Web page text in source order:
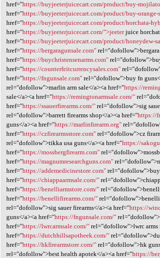
href="https://buyjeeterjuicecart.com/product/buy-
href="https://buyjeeterjuicecart.com/product/buy-
href="https://buyjeeterjuicecart.com/product/horchata-
href="https://buyjeeterjuicecart.com/">jeeterjuice
href="https://buyjeeterjuicecart.com/product/honeydew-
href="https://bergaragunsale.com" rel="dofollow">bergara
href="https://buychristensenarms.com"
href="https://counterfeitcurrencysales.com"
href="https://fngunsale.com" rel="dofollow">buy fn
rel="dofollow">marlin arm sale</a><a href="https://
sale</a><a href="https://remingtonarmsale.com/"
href="https://ssauerfirearms.com/" rel="dofollow">sig
rel="dofollow">barrett firearms shop</a><a href="https://
guns</a><a href="https://marlinfirearm.org"
href="https://czfirearmsstore.com" rel="dofollow">cz
rel="dofollow">tikka usa guns</a><a href="https://
href="https://mossbergfirearm.com"
href="https://magnumresearchguns.com"
href="https://addemedicinestore.com"
href="https://chiappaarmsale.com/"
href="https://benelliarmstore.com/"
href="https://benellifirearms.com/" rel="dofollow">benelli
rel="dofollow">sig sauer firearms</a><a href="https://
guns</a><a href="https://fngunsale.com/"
href="https://lwrcarmsale.com/" rel="dofollow">lwrc arms
href="https://dutchhillsapotheek.com/"
href="https://hkfirearmstore.com/" rel="dofollow">hk
rel="dofollow">best health apotek</a><a href="https://